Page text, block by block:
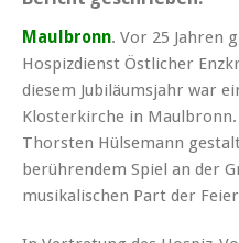
Maulbronn. Vor 25 Jahren
Hospizdienst Östlicher
diesem Jubiläumsjahr war
Klosterkirche in
Thorsten Hülsemann
berührendem Spiel an der
musikalischen Part der